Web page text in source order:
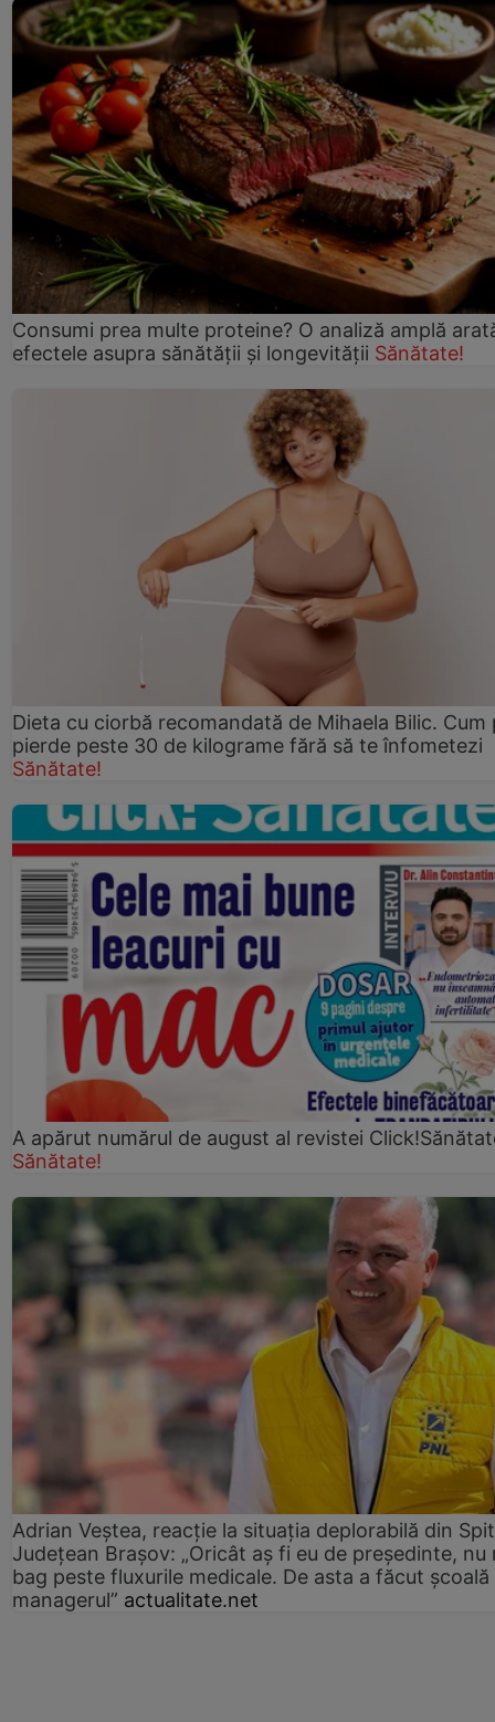
Consumi prea multe proteine? O analiză amplă
efectele asupra sănătății și longevității Sănătate!
Dieta cu ciorbă recomandată de Mihaela Bilic. Cum
pierde peste 30 de kilograme fără să te înfometezi
Sănătate!
A apărut numărul de august al revistei
Sănătate!
Adrian Veștea, reacție la situația deplorabilă din
Județean Brașov: „Oricât aș fi eu de președinte, nu
bag peste fluxurile medicale. De asta a făcut școală
managerul” actualitate.net